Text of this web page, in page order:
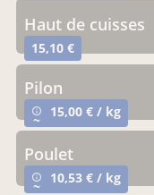
haut de cuisses
15,10 €
pilon
info_outline
~ 15,00 € / kg
poulet
info_outline
~ 10,53 € / kg